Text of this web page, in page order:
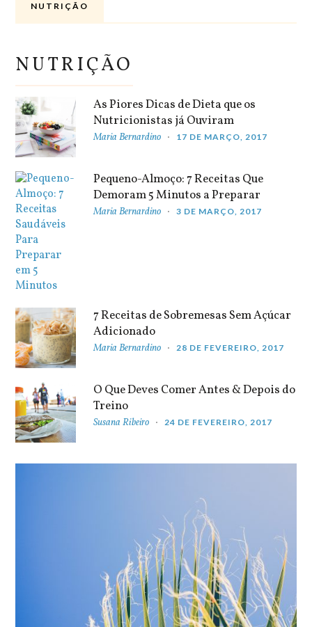
NUTRIÇÃO
NUTRIÇÃO
As Piores Dicas de Dieta que os
Nutricionistas já Ouviram
Maria Bernardino 17 DE MARÇO, 2017
Pequeno-Almoço: 7 Receitas Que
Demoram 5 Minutos a Preparar
Maria Bernardino 3 DE MARÇO, 2017
7 Receitas de Sobremesas Sem Açúcar
Adicionado
Maria Bernardino 28 DE FEVEREIRO, 2017
O Que Deves Comer Antes & Depois do
Treino
Susana Ribeiro 24 DE FEVEREIRO, 2017